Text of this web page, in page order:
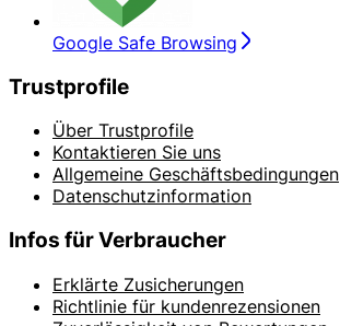
Google Safe Browsing
Trustprofile
Über Trustprofile
Kontaktieren Sie uns
Allgemeine Geschäftsbedingungen
Datenschutzinformation
Infos für Verbraucher
Erklärte Zusicherungen
Richtlinie für kundenrezensionen